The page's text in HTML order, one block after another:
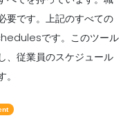
要です。上記のすべての
です。このツール
、従業員のスケジュール